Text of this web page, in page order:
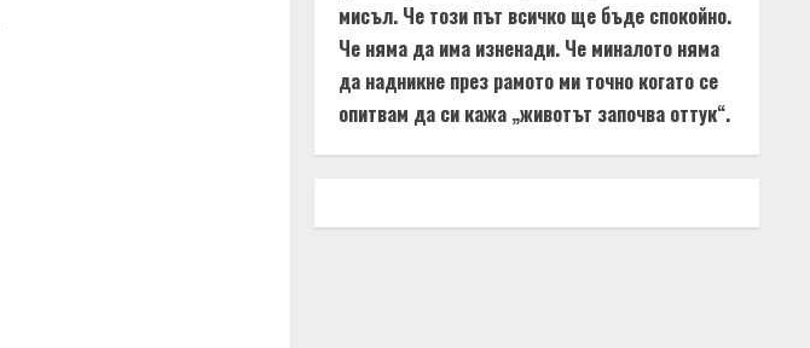
мисъл. Че този път всичко ще бъде спокойно.
Че няма да има изненади. Че миналото няма
да надникне през рамото ми точно когато се
опитвам да си кажа „животът започва оттук“.